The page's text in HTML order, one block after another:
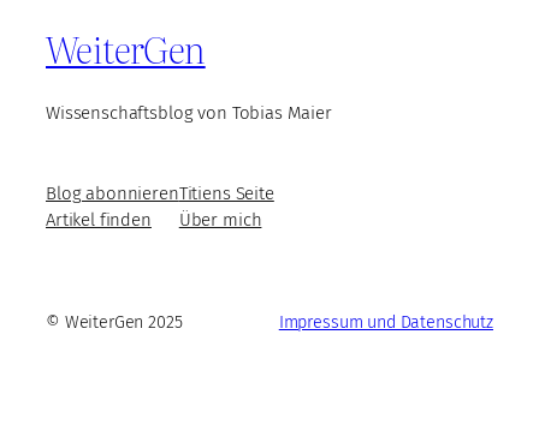
WeiterGen
Wissenschaftsblog von Tobias Maier
Blog abonnieren
Artikel finden
Titiens Seite
Über mich
© WeiterGen 2025 Impressum und Datenschutz